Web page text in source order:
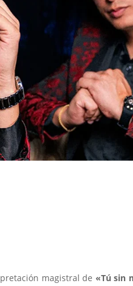
magistral de «Tú sin